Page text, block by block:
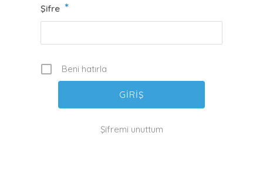
Şifre *
Beni hatırla
Şifremi unuttum